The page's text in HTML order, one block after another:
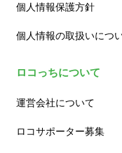
個人情報保護方針
個人情報の取扱いにつ
ロコっちについて
運営会社について
ロコサポーター募集